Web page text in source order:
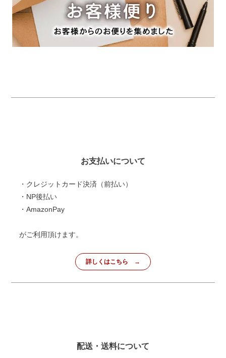
お支払いについて
・クレジットカード決済（前払い）
・NP後払い
・AmazonPay
がご利用頂けます。
詳しくはこちら
配送・送料について